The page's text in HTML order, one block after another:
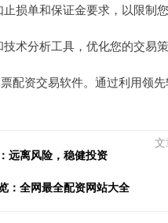
损单和保证金要求，以限制您
术分析工具，优化您的交易策
配资交易软件。通过利用领
远离风险，稳健投资
：全网最全配资网站大全